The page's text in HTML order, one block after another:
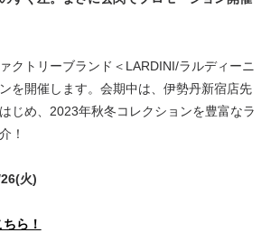
クトリーブランド＜LARDINI/ラルディーニ
を開催します。会期中は、伊勢丹新宿店先
じめ、2023年秋冬コレクションを豊富なラ
！
火)
ら！